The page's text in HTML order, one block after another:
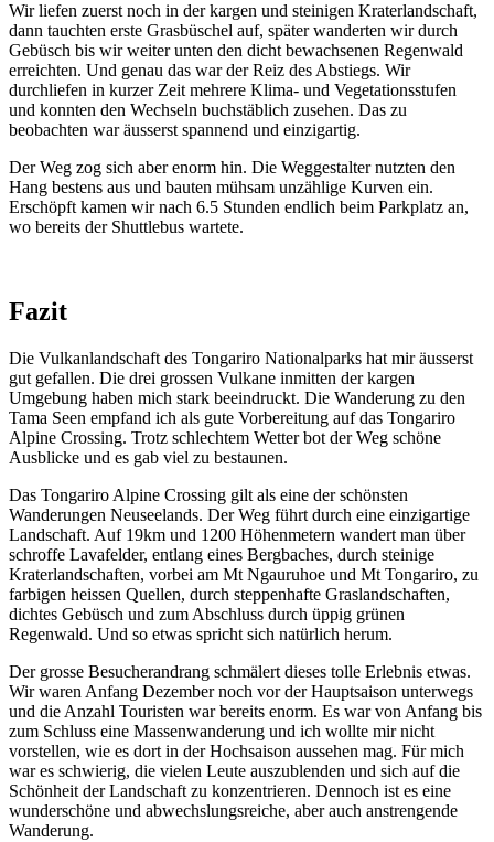
Wir liefen zuerst noch in der kargen und steinigen Kraterlandschaft,
dann tauchten erste Grasbüschel auf, später wanderten wir durch
Gebüsch bis wir weiter unten den dicht bewachsenen Regenwald
erreichten. Und genau das war der Reiz des Abstiegs. Wir
durchliefen in kurzer Zeit mehrere Klima- und Vegetationsstufen
und konnten den Wechseln buchstäblich zusehen. Das zu
beobachten war äusserst spannend und einzigartig.
Der Weg zog sich aber enorm hin. Die Weggestalter nutzten den
Hang bestens aus und bauten mühsam unzählige Kurven ein.
Erschöpft kamen wir nach 6.5 Stunden endlich beim Parkplatz an,
wo bereits der Shuttlebus wartete.
Fazit
Die Vulkanlandschaft des Tongariro Nationalparks hat mir äusserst
gut gefallen. Die drei grossen Vulkane inmitten der kargen
Umgebung haben mich stark beeindruckt. Die Wanderung zu den
Tama Seen empfand ich als gute Vorbereitung auf das Tongariro
Alpine Crossing. Trotz schlechtem Wetter bot der Weg schöne
Ausblicke und es gab viel zu bestaunen.
Das Tongariro Alpine Crossing gilt als eine der schönsten
Wanderungen Neuseelands. Der Weg führt durch eine einzigartige
Landschaft. Auf 19km und 1200 Höhenmetern wandert man über
schroffe Lavafelder, entlang eines Bergbaches, durch steinige
Kraterlandschaften, vorbei am Mt Ngauruhoe und Mt Tongariro, zu
farbigen heissen Quellen, durch steppenhafte Graslandschaften,
dichtes Gebüsch und zum Abschluss durch üppig grünen
Regenwald. Und so etwas spricht sich natürlich herum.
Der grosse Besucherandrang schmälert dieses tolle Erlebnis etwas.
Wir waren Anfang Dezember noch vor der Hauptsaison unterwegs
und die Anzahl Touristen war bereits enorm. Es war von Anfang bis
zum Schluss eine Massenwanderung und ich wollte mir nicht
vorstellen, wie es dort in der Hochsaison aussehen mag. Für mich
war es schwierig, die vielen Leute auszublenden und sich auf die
Schönheit der Landschaft zu konzentrieren. Dennoch ist es eine
wunderschöne und abwechslungsreiche, aber auch anstrengende
Wanderung.